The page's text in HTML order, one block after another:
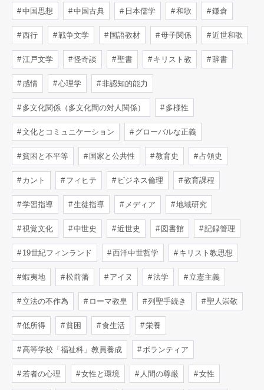
中国思想 中国古典 日本儒学 和歌 鎌倉
西行 戦争文学 国語教材 母子関係 近世和歌
江戸文学 怪奇談 聖書 キリスト教 辞書
感情 心理学 非認知的能力
多文化関係（多文化間の対人関係） 多様性
文化とコミュニケーション グローバルな正義
貧困と不平等 国家と公共性 教育史 占領史
カント フィヒテ ビジネス倫理 教育課程
学習指導 生徒指導 メディア 地域研究
視覚文化 中世史 近世史 図書館 記録管理
19世紀フィンランド 西洋中世哲学 キリスト教思想
蝦夷地 松前藩 アイヌ 法学 立憲主義
立法の不作為 ローマ教皇 列聖手続き 聖人崇敬
低所得 貧困 食生活 栄養
高等学校「福祉科」教員養成 ボランティア
若者の心理 女性と環境 人間の尊厳 女性